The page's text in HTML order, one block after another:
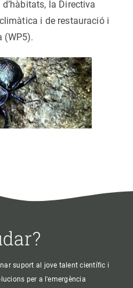
la Directiva
i de restauració i
(WP5).
suport al jove talent científic i
per a l'emergència